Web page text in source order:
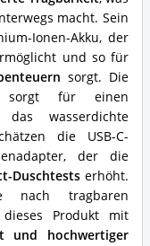
macht. Sein
Ionen-Akku, der
und so für
sorgt. Die
sorgt für einen
das wasserdichte
die USB-C-
der die
Duschtests erhöht.
tragbaren
dieses Produkt mit
und hochwertiger